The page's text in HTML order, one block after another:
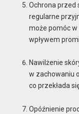
Ochrona przed
regularne
może pomóc
wpływem
Nawilżenie
w zachowaniu
co przekłada
Opóźnienie